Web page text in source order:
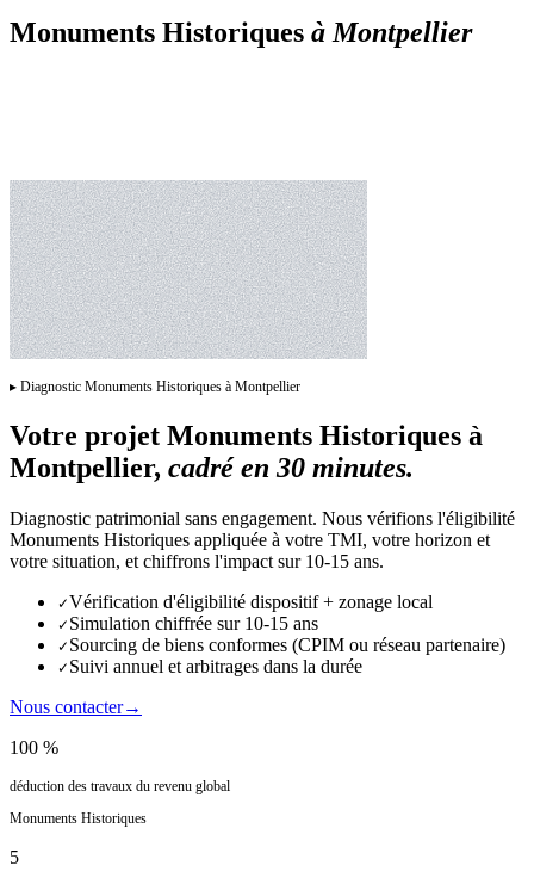
Monuments Historiques à Montpellier
▸ Diagnostic Monuments Historiques à Montpellier
Votre projet Monuments Historiques à
Montpellier, cadré en 30 minutes.
Diagnostic patrimonial sans engagement. Nous vérifions l'éligibilité
Monuments Historiques appliquée à votre TMI, votre horizon et
votre situation, et chiffrons l'impact sur 10-15 ans.
✓Vérification d'éligibilité dispositif + zonage local
✓ Simulation chiffrée sur 10-15 ans
✓ Sourcing de biens conformes (CPIM ou réseau partenaire)
✓ Suivi annuel et arbitrages dans la durée
Nous contacter→
100 %
déduction des travaux du revenu global
Monuments Historiques
5